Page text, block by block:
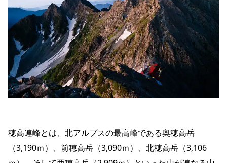
穂高連峰とは、北アルプスの最高峰である奥穂高岳
（3,190ｍ）、前穂高岳（3,090ｍ）、北穂高岳（3,106